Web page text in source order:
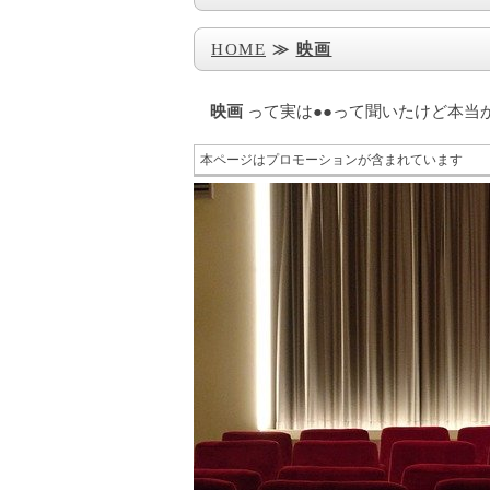
HOME ≫ 映画
映画 って実は●●って聞いたけど本当
本ページはプロモーションが含まれています